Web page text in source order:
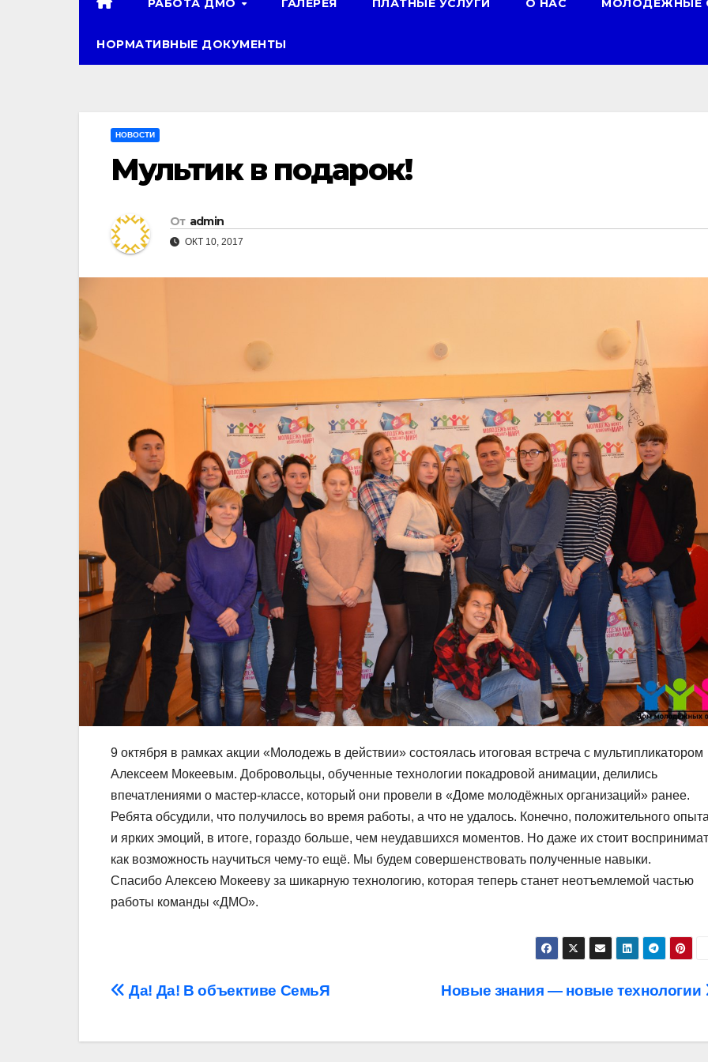
РАБОТА ДМО ГАЛЕРЕЯ ПЛАТНЫЕ УСЛУГИ О НАС МОЛОДЕЖНЫЕ
НОРМАТИВНЫЕ ДОКУМЕНТЫ
НОВОСТИ
Мультик в подарок!
От admin
ОКТ 10, 2017
9 октября в рамках акции «Молодежь в действии» состоялась итоговая встреча с мультипликатором
Алексеем Мокеевым. Добровольцы, обученные технологии покадровой анимации, делились
впечатлениями о мастер-классе, который они провели в «Доме молодёжных организаций» ранее.
Ребята обсудили, что получилось во время работы, а что не удалось. Конечно, положительного
и ярких эмоций, в итоге, гораздо больше, чем неудавшихся моментов. Но даже их стоит
как возможность научиться чему-то ещё. Мы будем совершенствовать полученные навыки.
Спасибо Алексею Мокееву за шикарную технологию, которая теперь станет неотъемлемой частью
работы команды «ДМО».
Навигация
Новые знания — новые технологии
Да! Да! В объективе СемьЯ